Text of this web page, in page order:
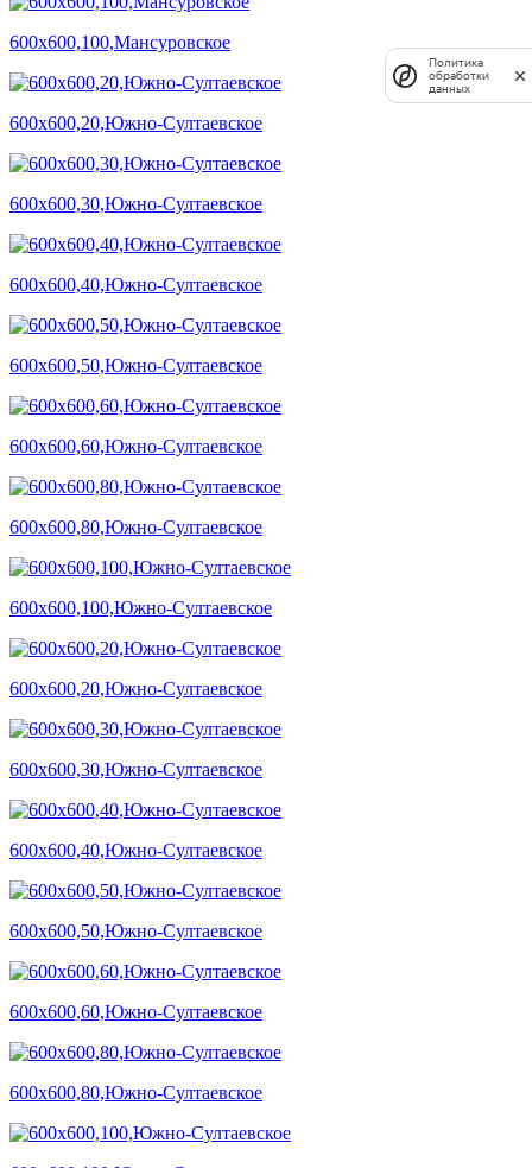
600х600,100,Мансуровское
600х600,20,Южно-Султаевское
600х600,30,Южно-Султаевское
600х600,40,Южно-Султаевское
600х600,50,Южно-Султаевское
600х600,60,Южно-Султаевское
600х600,80,Южно-Султаевское
600х600,100,Южно-Султаевское
600х600,20,Южно-Султаевское
600х600,30,Южно-Султаевское
600х600,40,Южно-Султаевское
600х600,50,Южно-Султаевское
600х600,60,Южно-Султаевское
600х600,80,Южно-Султаевское
Политика
обработки
данных